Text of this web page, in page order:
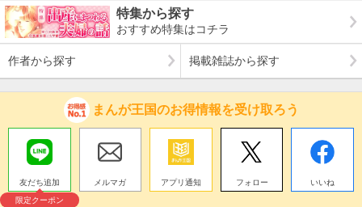
特集から探す
おすすめ特集はコチラ
作者から探す 掲載雑誌から探す
まんが王国のお得情報を受け取ろう
友だち追加
限定クーポン
メルマガ アプリ通知 フォロー いいね